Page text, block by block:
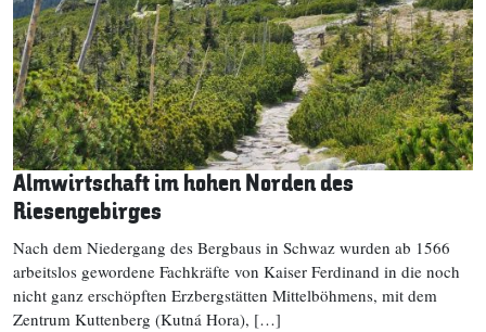
Almwirtschaft im hohen Norden des
Riesengebirges
Nach dem Niedergang des Bergbaus in Schwaz wurden ab 1566
arbeitslos gewordene Fachkräfte von Kaiser Ferdinand in die noch
nicht ganz erschöpften Erzbergstätten Mittelböhmens, mit dem
Zentrum Kuttenberg (Kutná Hora), […]